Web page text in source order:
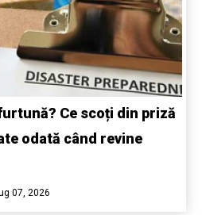
Ce scoți din priză
odată când revine
07, 2026